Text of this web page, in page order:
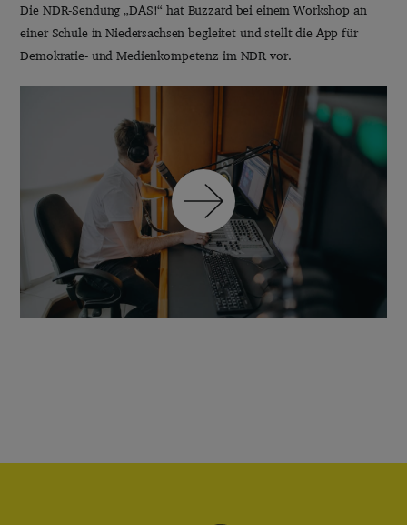
Die NDR-Sendung „DAS!“ hat Buzzard bei einem Workshop an
einer Schule in Niedersachsen begleitet und stellt die App für
Demokratie- und Medienkompetenz im NDR vor.